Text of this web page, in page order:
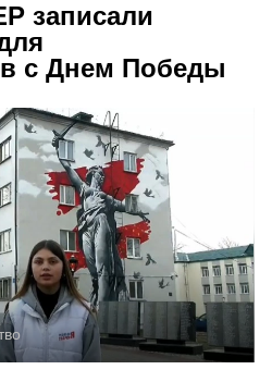
записали
с Днем Победы